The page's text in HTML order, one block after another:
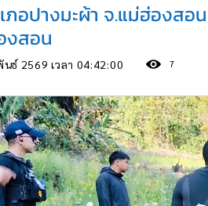
ภอปางมะผ้า จ.แม่ฮ่องสอ
งสอน
ธ์ 2569 เวลา 04:42:00 7